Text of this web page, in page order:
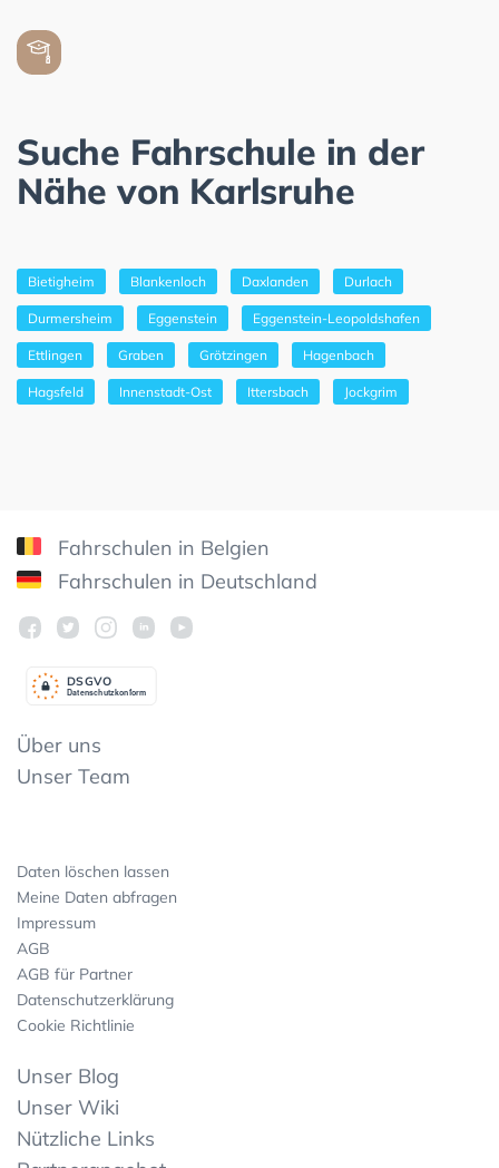
Suche Fahrschule in der
Nähe von Karlsruhe
Bietigheim Blankenloch Daxlanden Durlach
Durmersheim Eggenstein Eggenstein-Leopoldshafen
Ettlingen Graben Grötzingen Hagenbach
Hagsfeld Innenstadt-Ost Ittersbach Jockgrim
Fahrschulen in Belgien
Fahrschulen in Deutschland
Datenschutzkonform
DSGVO
Über uns
Unser Team
Daten löschen lassen
Meine Daten abfragen
Impressum
AGB
AGB für Partner
Datenschutzerklärung
Cookie Richtlinie
Unser Blog
Unser Wiki
Nützliche Links